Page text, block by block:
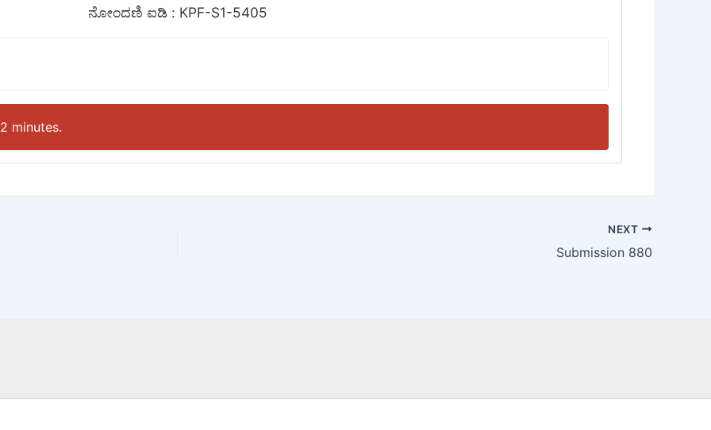
ನೋಂದಣಿ ಐಡಿ : KPF-S1-5405
minutes.
NEXT
Submission 880